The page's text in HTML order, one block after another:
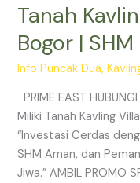
Tanah
Bogor |
Info Puncak Dua,
PRIME EAST
Miliki Tanah Kavling
“Investasi Cerdas
SHM Aman, dan
Jiwa.” AMBIL PROMO